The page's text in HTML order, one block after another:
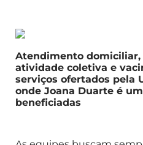
Atendimento domiciliar,
atividade coletiva e
serviços ofertados pela
onde Joana Duarte é
beneficiadas